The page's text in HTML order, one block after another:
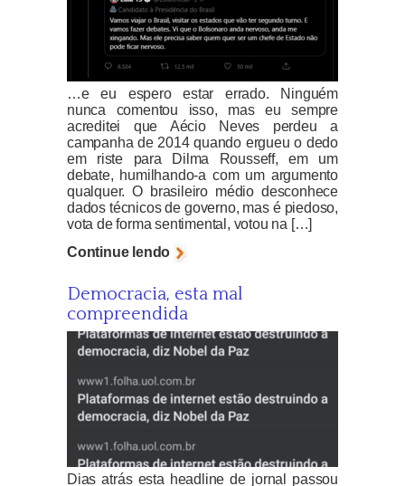
…e eu espero estar errado. Ninguém
nunca comentou isso, mas eu sempre
acreditei que Aécio Neves perdeu a
campanha de 2014 quando ergueu o dedo
em riste para Dilma Rousseff, em um
debate, humilhando-a com um argumento
qualquer. O brasileiro médio desconhece
dados técnicos de governo, mas é piedoso,
vota de forma sentimental, votou na […]
Continue lendo
Democracia, esta mal
compreendida
Dias atrás esta headline de jornal passou